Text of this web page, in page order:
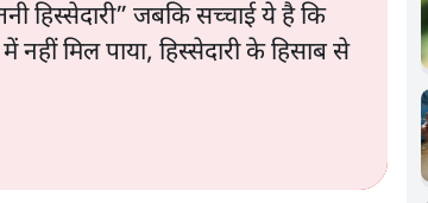
हिस्सेदारी” जबकि सच्चाई ये है कि
मिल पाया, हिस्सेदारी के हिसाब से